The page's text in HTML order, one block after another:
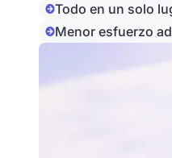
Todo en un solo
Menor esfuerzo